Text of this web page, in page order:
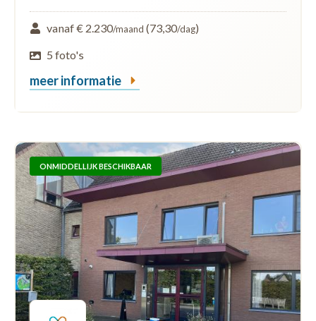
vanaf € 2.230/maand (73,30/dag)
5 foto's
meer informatie
ONMIDDELLIJK BESCHIKBAAR